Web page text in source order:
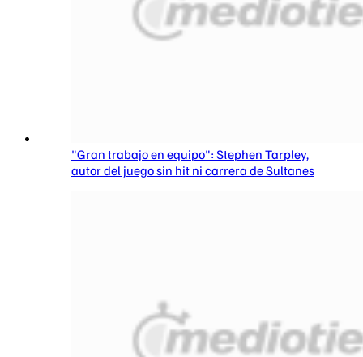
"Gran trabajo en equipo": Stephen Tarpley,
autor del juego sin hit ni carrera de Sultanes